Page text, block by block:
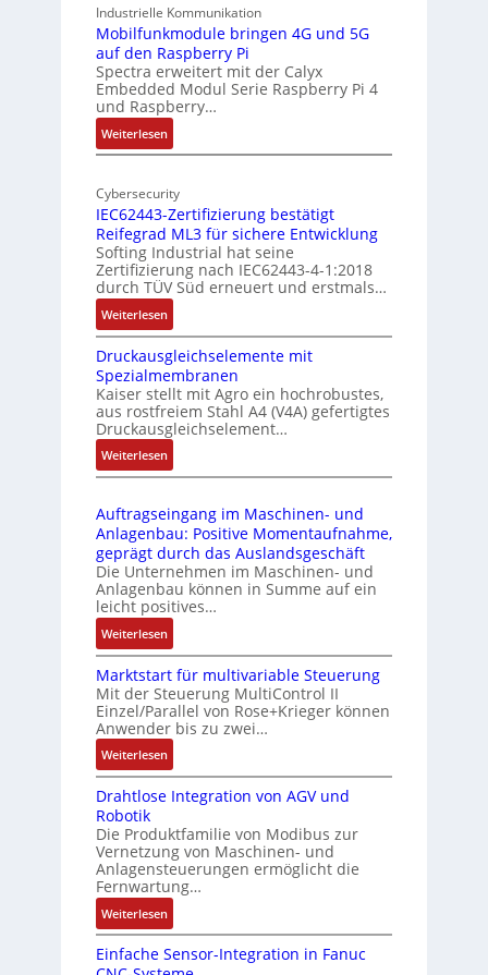
I
a
n
d
g
e
9
-
Z
o
l
l
-
I
d
u
t
r
i
e
-
P
C
l
ä
s
s
s
i
c
h
f
l
e
x
i
b
e
l
f
ü
r
i
e
A
n
w
e
n
Industrielle Kommunikation
Mobilfunkmodule bringen 4G und 5G
auf den Raspberry Pi
Spectra erweitert mit der Calyx
Embedded Modul Serie Raspberry Pi 4
und Raspberry…
Weiterlesen:
M
b
i
f
u
n
k
m
o
d
u
l
e
b
r
i
n
e
n
4
G
u
n
d
5
G
a
u
f
e
n
R
a
s
p
b
Cybersecurity
IEC62443-Zertifizierung bestätigt
Reifegrad ML3 für sichere Entwicklung
Softing Industrial hat seine
Zertifizierung nach IEC62443-4-1:2018
durch TÜV Süd erneuert und erstmals…
Weiterlesen:
I
E
C
6
2
4
4
3
Z
e
r
t
i
i
e
r
n
g
e
s
t
ä
t
i
g
Druckausgleichselemente mit
Spezialmembranen
Kaiser stellt mit Agro ein hochrobustes,
aus rostfreiem Stahl A4 (V4A) gefertigtes
Druckausgleichselement…
Weiterlesen:
D
u
c
k
a
u
s
g
l
e
i
c
h
s
e
m
e
n
t
e
m
i
Auftragseingang im Maschinen- und
Anlagenbau: Positive Momentaufnahme,
geprägt durch das Auslandsgeschäft
Die Unternehmen im Maschinen- und
Anlagenbau können in Summe auf ein
leicht positives…
Weiterlesen:
A
u
f
t
r
a
g
s
i
n
g
a
n
i
Marktstart für multivariable Steuerung
Mit der Steuerung MultiControl II
Einzel/Parallel von Rose+Krieger können
Anwender bis zu zwei…
Weiterlesen:
M
a
k
t
s
t
a
r
t
Drahtlose Integration von AGV und
Robotik
Die Produktfamilie von Modibus zur
Vernetzung von Maschinen- und
Anlagensteuerungen ermöglicht die
Fernwartung…
Weiterlesen:
D
r
Einfache Sensor-Integration in Fanuc